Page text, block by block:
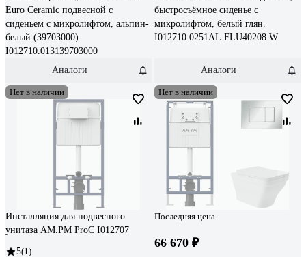
Euro Ceramic подвесной с
сиденьем с микролифтом, альпин-
белый (39703000)
I012710.013139703000
Аналоги
быстросъёмное сиденье с
микролифтом, белый глян.
I012710.0251AL.FLU40208.W
Аналоги
Нет в наличии
Инсталляция для подвесного
унитаза AM.PM ProC I012707
5(1)
Нет в наличии
Последняя цена
66 670 ₽